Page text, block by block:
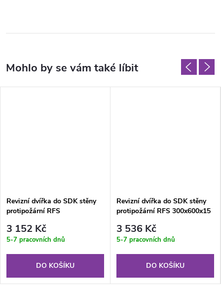
Revizní dvířka do SDK stěny
protipožární RFS
EI30
3 152 Kč
5-7 pracovních dnů
DO KOŠÍKU
Revizní dvířka do SDK stěny
protipožární RFS 300x600x15
3 536 Kč
5-7 pracovních dnů
DO KOŠÍKU